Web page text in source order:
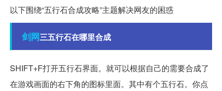
以下围绕“五行石合成攻略”主题解决网友的困惑
剑网三五行石在哪里合成
SHIFT+F打开五行石界面。就可以根据自己的需要合成了
在游戏画面的右下角的图标里面。其中有个五行石。你点